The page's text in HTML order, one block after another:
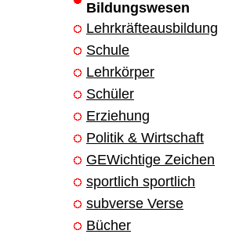
Bildungswesen
Lehrkräfteausbildung
Schule
Lehrkörper
Schüler
Erziehung
Politik & Wirtschaft
GEWichtige Zeichen
sportlich sportlich
subverse Verse
Bücher